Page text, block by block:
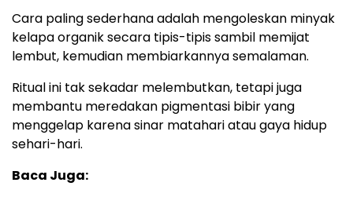
Cara paling sederhana adalah mengoleskan minyak
kelapa organik secara tipis-tipis sambil memijat
lembut, kemudian membiarkannya semalaman.
Ritual ini tak sekadar melembutkan, tetapi juga
membantu meredakan pigmentasi bibir yang
menggelap karena sinar matahari atau gaya hidup
sehari-hari.
Baca Juga: